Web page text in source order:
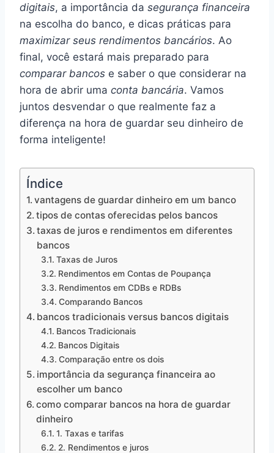
digitais, a importância da segurança financeira
na escolha do banco, e dicas práticas para
maximizar seus rendimentos bancários. Ao
final, você estará mais preparado para
comparar bancos e saber o que considerar na
hora de abrir uma conta bancária. Vamos
juntos desvendar o que realmente faz a
diferença na hora de guardar seu dinheiro de
forma inteligente!
Índice
vantagens de guardar dinheiro em um banco
tipos de contas oferecidas pelos bancos
taxas de juros e rendimentos em diferentes
bancos
Taxas de Juros
Rendimentos em Contas de Poupança
Rendimentos em CDBs e RDBs
Comparando Bancos
bancos tradicionais versus bancos digitais
Bancos Tradicionais
Bancos Digitais
Comparação entre os dois
importância da segurança financeira ao
escolher um banco
como comparar bancos na hora de guardar
dinheiro
1. Taxas e tarifas
2. Rendimentos e juros